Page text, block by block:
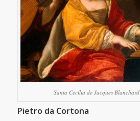
Santa Cecília de Jacques Blanchard
Pietro da Cortona